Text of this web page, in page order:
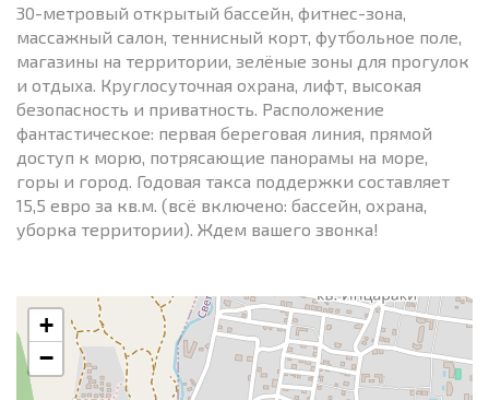
30-метровый открытый бассейн, фитнес-зона,
массажный салон, теннисный корт, футбольное поле,
магазины на территории, зелёные зоны для прогулок
и отдыха. Круглосуточная охрана, лифт, высокая
безопасность и приватность. Расположение
фантастическое: первая береговая линия, прямой
доступ к морю, потрясающие панорамы на море,
горы и город. Годовая такса поддержки составляет
15,5 евро за кв.м. (всё включено: бассейн, охрана,
уборка территории). Ждем вашего звонка!
+
−